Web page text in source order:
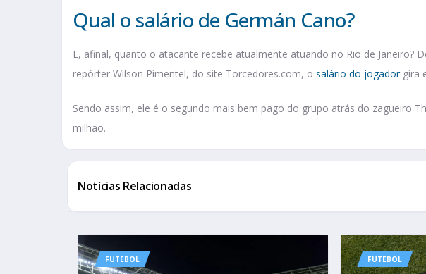
Qual o salário de Germán Cano?
E, afinal, quanto o atacante recebe atualmente atuando no Rio de Janeiro?
repórter Wilson Pimentel, do site Torcedores.com, o salário do jogadorgira
Sendo assim, ele é o segundo mais bem pago do grupo atrás do zagueiro
milhão.
Notícias Relacionadas
FUTEBOL FUTEBOL